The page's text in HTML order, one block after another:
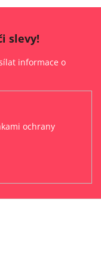
slevy!
informace o
ochrany